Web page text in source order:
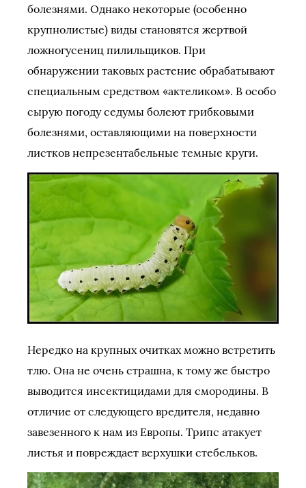
болезнями. Однако некоторые (особенно
крупнолистые) виды становятся жертвой
ложногусениц пилильщиков. При
обнаружении таковых растение обрабатывают
специальным средством «актеликом». В особо
сырую погоду седумы болеют грибковыми
болезнями, оставляющими на поверхности
листков непрезентабельные темные круги.
Нередко на крупных очитках можно встретить
тлю. Она не очень страшна, к тому же быстро
выводится инсектицидами для смородины. В
отличие от следующего вредителя, недавно
завезенного к нам из Европы. Трипс атакует
листья и повреждает верхушки стебельков.